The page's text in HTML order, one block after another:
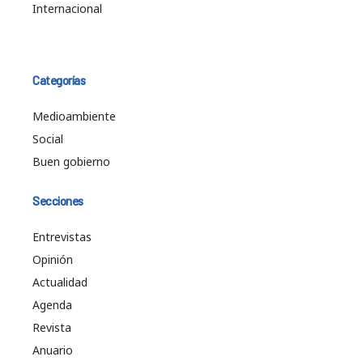
Internacional
Categorías
Medioambiente
Social
Buen gobierno
Secciones
Entrevistas
Opinión
Actualidad
Agenda
Revista
Anuario